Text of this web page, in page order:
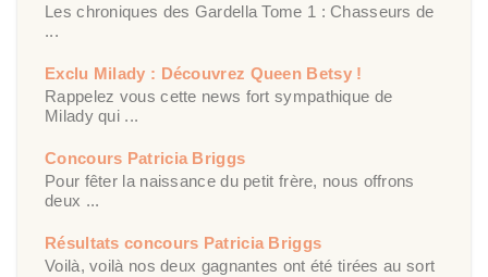
Les chroniques des Gardella Tome 1 : Chasseurs de
...
Exclu Milady : Découvrez Queen Betsy !
Rappelez vous cette news fort sympathique de
Milady qui ...
Concours Patricia Briggs
Pour fêter la naissance du petit frère, nous offrons
deux ...
Résultats concours Patricia Briggs
Voilà, voilà nos deux gagnantes ont été tirées au sort